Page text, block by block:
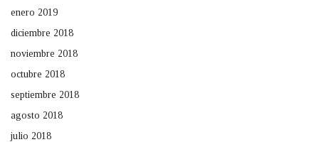
enero 2019
diciembre 2018
noviembre 2018
octubre 2018
septiembre 2018
agosto 2018
julio 2018